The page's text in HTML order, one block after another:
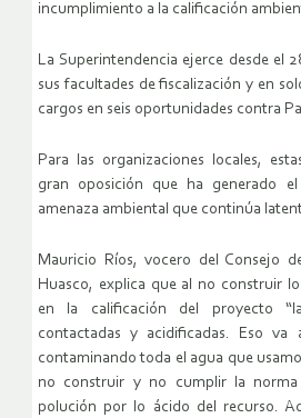
incumplimiento a la calificación
La Superintendencia ejerce desde el
sus facultades de fiscalización y en
cargos en seis oportunidades contra
Para las organizaciones locales,
gran oposición que ha generado
amenaza ambiental que continúa
Mauricio Ríos, vocero del Consejo
Huasco, explica que al no construir
en la calificación del proyecto
contactadas y acidificadas. Eso
contaminando toda el agua que
no construir y no cumplir la
polución por lo ácido del recurso.